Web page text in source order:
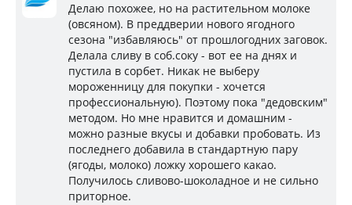
Делаю похожее, но на растительном молоке
(овсяном). В преддверии нового ягодного
сезона "избавляюсь" от прошлогодних заговок.
Делала сливу в соб.соку - вот ее на днях и
пустила в сорбет. Никак не выберу
мороженницу для покупки - хочется
профессиональную). Поэтому пока "дедовским"
методом. Но мне нравится и домашним -
можно разные вкусы и добавки пробовать. Из
последнего добавила в стандартную пару
(ягоды, молоко) ложку хорошего какао.
Получилось сливово-шоколадное и не сильно
приторное.